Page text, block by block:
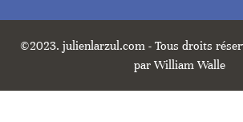
©2023. julienlarzul.com - Tous droits
par William Walle